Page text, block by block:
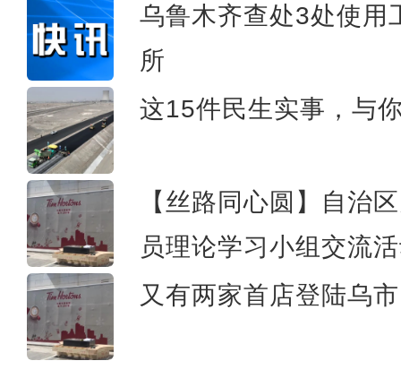
乌鲁木齐查处3处使用
所
这15件民生实事，与
【丝路同心圆】自治
员理论学习小组交流
又有两家首店登陆乌
新疆：哈萨克刺绣从家庭